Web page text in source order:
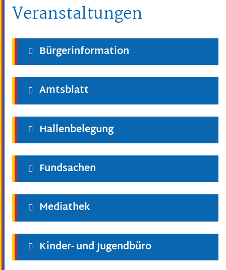
Veranstaltungen
Bürgerinformation
Amtsblatt
Hallenbelegung
Fundsachen
Mediathek
Kinder- und Jugendbüro